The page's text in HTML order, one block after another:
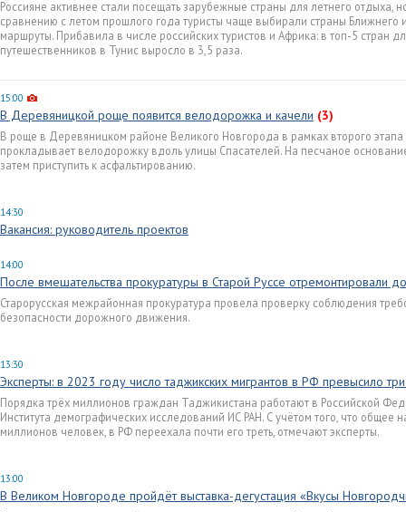
Россияне активнее стали посещать зарубежные страны для летнего отдыха,
сравнению с летом прошлого года туристы чаще выбирали страны Ближнего
маршруты. Прибавила в числе российских туристов и Африка: в топ-5 стран
путешественников в Тунис выросло в 3,5 раза.
15:00
В Деревяницкой роще появится велодорожка и качели (3)
В роще в Деревяницком районе Великого Новгорода в рамках второго
прокладывает велодорожку вдоль улицы Спасателей. На песчаное
затем приступить к асфальтированию.
14:30
Вакансия: руководитель проектов
14:00
После вмешательства прокуратуры в Старой Руссе отремонтировали
Старорусская межрайонная прокуратура провела проверку соблюдения
безопасности дорожного движения.
13:30
Эксперты: в 2023 году число таджикских мигрантов в РФ превысило
Порядка трёх миллионов граждан Таджикистана работают в Российской
Института демографических исследований ИС РАН. С учётом того, что общее
миллионов человек, в РФ переехала почти его треть, отмечают эксперты.
13:00
В Великом Новгороде пройдёт выставка-дегустация «Вкусы